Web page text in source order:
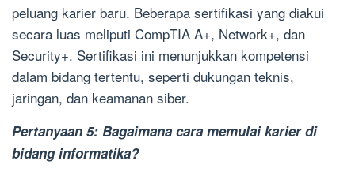
peluang karier baru. Beberapa sertifikasi yang diakui
secara luas meliputi CompTIA A+, Network+, dan
Security+. Sertifikasi ini menunjukkan kompetensi
dalam bidang tertentu, seperti dukungan teknis,
jaringan, dan keamanan siber.
Pertanyaan 5: Bagaimana cara memulai karier di
bidang informatika?